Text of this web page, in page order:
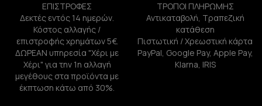
ΕΠΙΣΤΡΟΦΕΣ
Δεκτές εντός 14 ημερών.
Κόστος αλλαγής /
επιστροφής χρημάτων 5€.
ΔΩΡΕΑΝ υπηρεσία "Χέρι με
Χέρι" για την 1η αλλαγή
μεγέθους στα προϊόντα με
έκπτωση κάτω από 30%.
ΤΡΟΠΟΙ ΠΛΗΡΩΜΗΣ
Αντικαταβολή, Τραπεζική
κατάθεση
Πιστωτική / Χρεωστική κάρτα
PayPal, Google Pay, Apple Pay,
Klarna, IRIS